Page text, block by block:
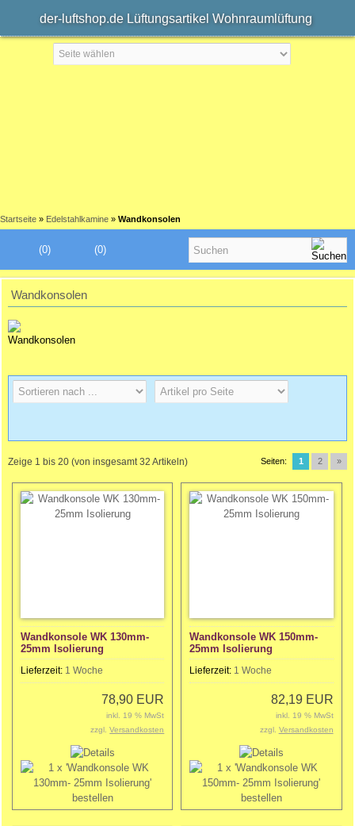
der-luftshop.de Lüftungsartikel Wohnraumlüftung
Startseite » Edelstahlkamine » Wandkonsolen
(0)
(0)
Wandkonsolen
Zeige 1 bis 20 (von insgesamt32 Artikeln) Seiten: 1 2 »
Wandkonsole WK 130mm-
25mm Isolierung
Lieferzeit: 1 Woche
78,90 EUR
inkl. 19 % MwSt
zzgl.Versandkosten
Wandkonsole WK 150mm-
25mm Isolierung
Lieferzeit: 1 Woche
82,19 EUR
inkl. 19 % MwSt
zzgl. Versandkosten